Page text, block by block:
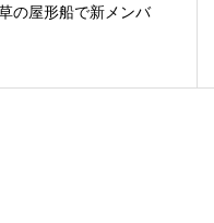
の屋形船で新メンバ